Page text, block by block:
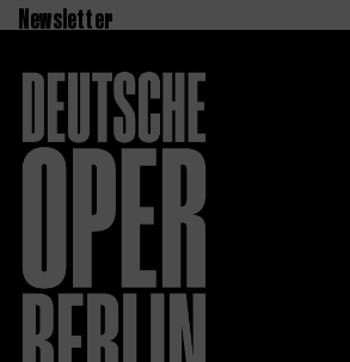
Newsletter